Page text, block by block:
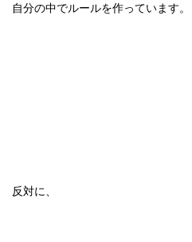
自分の中でルールを作っています。
反対に、